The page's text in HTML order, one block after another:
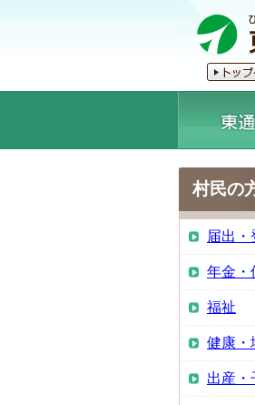
村民の
届出・
年金・
福祉
健康・
出産・